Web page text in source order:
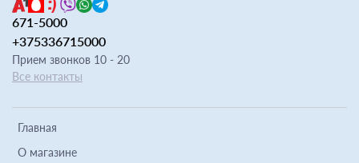
Главная
О магазине
671-5000
+375336715000
Прием звонков 10 - 20
Все контакты